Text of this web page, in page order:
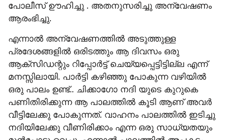
പോലീസ് ഊഹിച്ചു . അതനുസരിച്ചു അന്വേഷണം
ആരംഭിച്ചു.
എന്നാൽ അന്വേഷണത്തിൽ അടുത്തുള്ള
പ്രദേശങ്ങളിൽ ഒരിടത്തും ആ ദിവസം ഒരു
ആക്സിഡന്റും റിപ്പോർട്ട് ചെയ്യപ്പെട്ടിട്ടില്ല എന്ന്
മനസ്സിലായി. പാർട്ടി കഴിഞ്ഞു പോകുന്ന വഴിയിൽ
ഒരു പാലം ഉണ്ട്.. ചിക്കാഗോ നദി യുടെ കുറുകെ
പണിതിരിക്കുന്ന ആ പാലത്തിൽ കൂടി ആണ്‌ അവർ
വീട്ടിലേക്കു പോകുന്നത്. വാഹനം പാലത്തിൽ ഇടിച്ചു
നദിയിലേക്കു വീണിരിക്കാം എന്ന ഒരു സാധ്യതയും